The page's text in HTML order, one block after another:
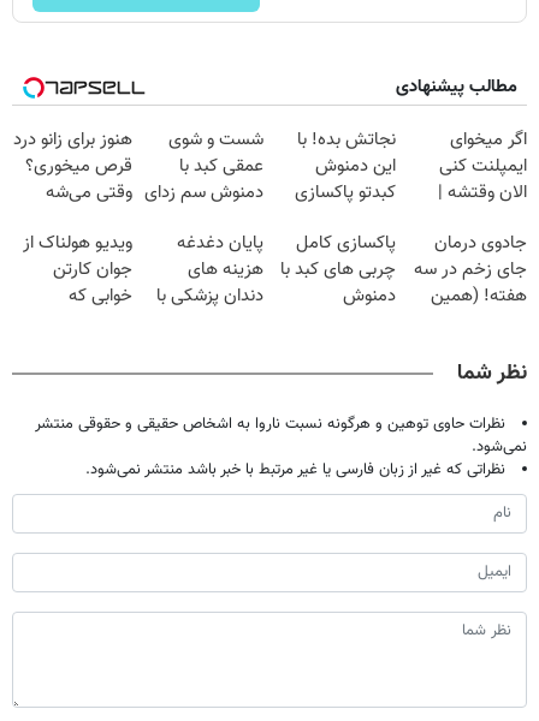
مطالب پیشنهادی
اگر میخوای
ایمپلنت کنی
الان وقتشه |
میلیون تومان!!!
نجاتش بده! با
این دمنوش
کبدتو پاکسازی
مرجوعی
شست و شوی
عمقی کبد با
دمنوش سم زدای
هنوز برای زانو درد
قرص میخوری؟
وقتی می‌شه
درمانش کرد؟؟؟؟
جادوی درمان
جای زخم در سه
هفته! (همین
پاکسازی کامل
چربی های کبد با
دمنوش
پایان دغدغه
هزینه های
دندان پزشکی با
ویدیو هولناک از
جوان کارتن
خوابی که
نظر شما
نظرات حاوی توهین و هرگونه نسبت ناروا به اشخاص حقیقی و حقوقی منتشر
نمی‌شود.
نظراتی که غیر از زبان فارسی یا غیر مرتبط با خبر باشد منتشر نمی‌شود.